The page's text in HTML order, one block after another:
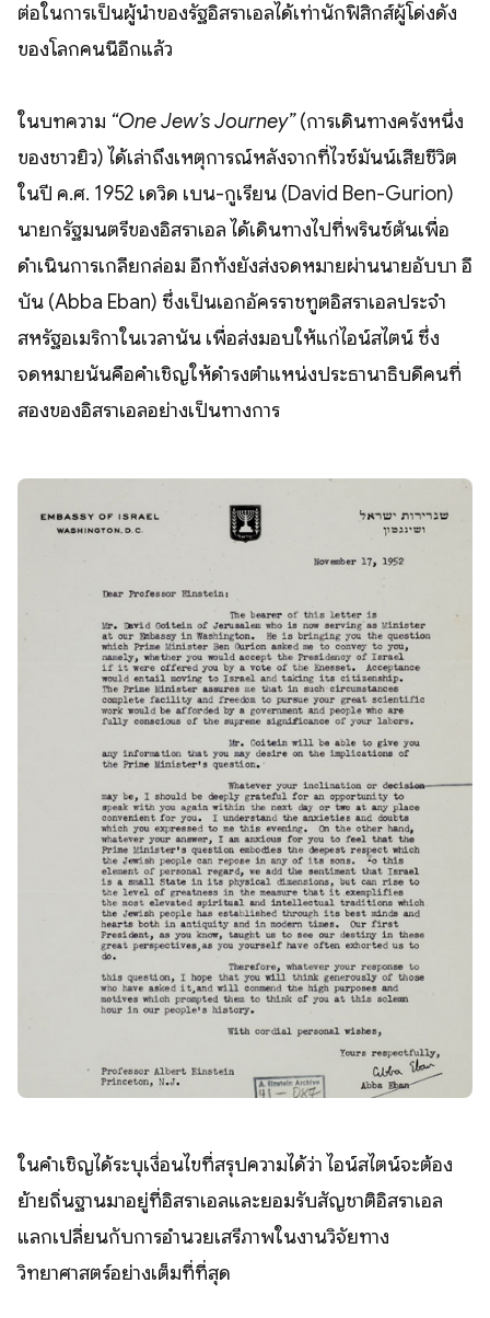
ต่อในการเป็นผู้นำของรัฐอิสราเอลได้เท่านักฟิสิกส์ผู้โด่งดัง
ของโลกคนนี้อีกแล้ว
ในบทความ “One Jew’s Journey”(การเดินทางครั้งหนึ่ง
ของชาวยิว) ได้เล่าถึงเหตุการณ์หลังจากที่ไวซ์มันน์เสียชีวิต
ในปี ค.ศ. 1952 เดวิด เบน-กูเรียน (David Ben-Gurion)
นายกรัฐมนตรีของอิสราเอล ได้เดินทางไปที่พรินซ์ตันเพื่อ
ดำเนินการเกลี้ยกล่อม อีกทั้งยังส่งจดหมายผ่านนายอับบา อี
บัน (Abba Eban) ซึ่งเป็นเอกอัครราชทูตอิสราเอลประจำ
สหรัฐอเมริกาในเวลานั้น เพื่อส่งมอบให้แก่ไอน์สไตน์ ซึ่ง
จดหมายนั้นคือคำเชิญให้ดำรงตำแหน่งประธานาธิบดีคนที่
สองของอิสราเอลอย่างเป็นทางการ
ในคำเชิญได้ระบุเงื่อนไขที่สรุปความได้ว่า ไอน์สไตน์จะต้อง
ย้ายถิ่นฐานมาอยู่ที่อิสราเอลและยอมรับสัญชาติอิสราเอล
แลกเปลี่ยนกับการอำนวยเสรีภาพในงานวิจัยทาง
วิทยาศาสตร์อย่างเต็มที่ที่สุด